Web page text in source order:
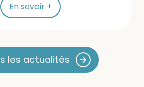
En savoir +
les actualités